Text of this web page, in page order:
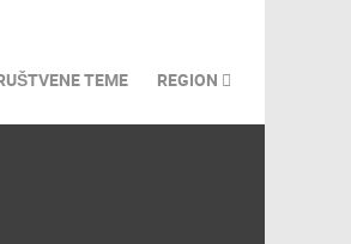
TEME REGION